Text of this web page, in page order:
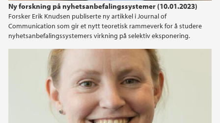
Ny forskning på nyhetsanbefalingssystemer (10.01.2023)
Forsker Erik Knudsen publiserte ny artikkel i Journal of
Communication som gir et nytt teoretisk rammeverk for å studere
nyhetsanbefalingssystemers virkning på selektiv eksponering.